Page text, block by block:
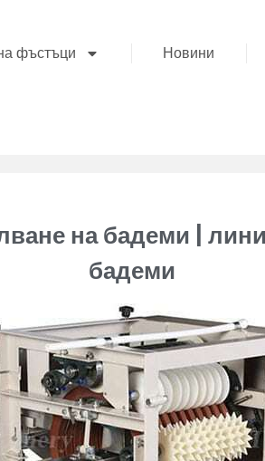
фъстъци Новини
на бадеми |
бадеми